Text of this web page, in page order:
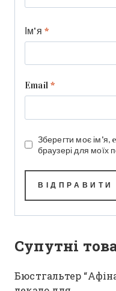
Ім'я *
Email*
Зберегти моє ім'я,
браузері для моїх
Супутні
Бюстгальтер